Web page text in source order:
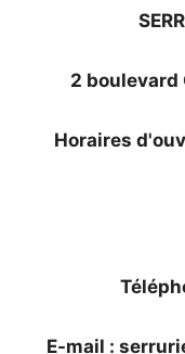
2 boulevard
Horaires
E-mail :